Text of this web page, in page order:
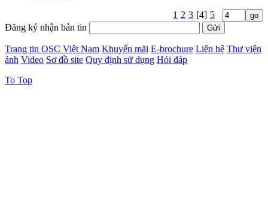
1 2 3 [4] 5
Đăng ký nhận bản tin
Trang tin OSC Việt Nam Khuyến mãi E-brochure Liên hệ Thư viện
ảnh Video Sơ đồ site Quy định sử dụng Hỏi đáp
To Top